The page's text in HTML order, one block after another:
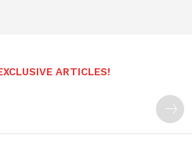
ARTICLES!